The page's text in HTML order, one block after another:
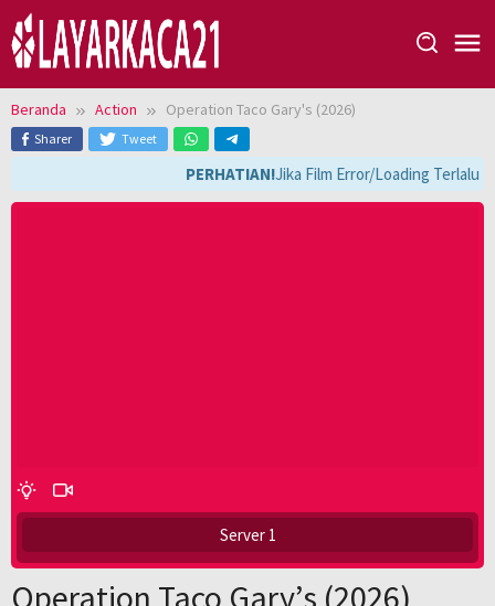
Loncat
ke
konten
Beranda Action Operation Taco Gary's (2026)
Sharer Tweet
PERHATIAN!Jika Film Error/Loading Terlalu
Server 1
Operation Taco Gary’s (2026)